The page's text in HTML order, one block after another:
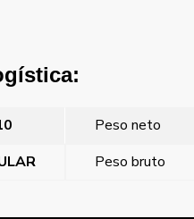
Peso neto
Peso bruto